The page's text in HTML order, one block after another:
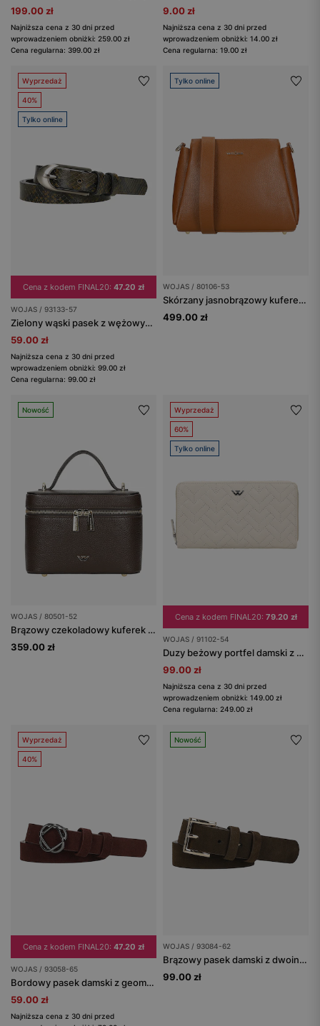
199.00 zł
Najniższa cena z 30 dni przed
wprowadzeniem obniżki: 259.00 zł
Cena regularna: 399.00 zł
9.00 zł
Najniższa cena z 30 dni przed
wprowadzeniem obniżki: 14.00 zł
Cena regularna: 19.00 zł
Wyprzedaż
40%
Tylko online
Cena z kodem FINAL20: 47.20 zł
WOJAS / 93133-57
Zielony wąski pasek z wężowym tłoczeniem
59.00 zł
Najniższa cena z 30 dni przed
wprowadzeniem obniżki: 99.00 zł
Cena regularna: 99.00 zł
Tylko online
WOJAS / 80106-53
Skórzany jasnobrązowy kuferek damski
499.00 zł
Nowość
WOJAS / 80501-52
Brązowy czekoladowy kuferek damski ze skóry licowej
359.00 zł
Wyprzedaż
60%
Tylko online
Cena z kodem FINAL20: 79.20 zł
WOJAS / 91102-54
Duzy beżowy portfel damski z pikowaną skórą
99.00 zł
Najniższa cena z 30 dni przed
wprowadzeniem obniżki: 149.00 zł
Cena regularna: 249.00 zł
Wyprzedaż
40%
Cena z kodem FINAL20: 47.20 zł
WOJAS / 93058-65
Bordowy pasek damski z geomretyczną klamrą
59.00 zł
Najniższa cena z 30 dni przed
Nowość
WOJAS / 93084-62
Brązowy pasek damski z dwoiny welurowej
99.00 zł